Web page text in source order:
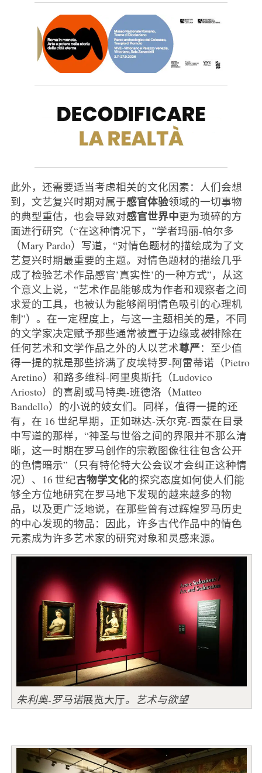
此外，还需要适当考虑相关的文化因素：人们会想
到，文艺复兴时期对属于感官体验领域的一切事物
的典型重估，也会导致对感官世界中更为琐碎的方
面进行研究（“在这种情况下，”学者玛丽-帕尔多
（Mary Pardo）写道，“对情色题材的描绘成为了文
艺复兴时期最重要的主题。对情色题材的描绘几乎
成了检验艺术作品感官’真实性’的一种方式”，从这
个意义上说，“艺术作品能够成为作者和观察者之间
求爱的工具，也被认为能够阐明情色吸引的心理机
制”）。在一定程度上，与这一主题相关的是，不同
的文学家决定赋予那些通常被置于边缘或被排除在
任何艺术和文学作品之外的人以艺术尊严：至少值
得一提的就是那些挤满了皮埃特罗-阿雷蒂诺（Pietro
Aretino）和路多维科-阿里奥斯托（Ludovico
Ariosto）的喜剧或马特奥-班德洛（Matteo
Bandello）的小说的妓女们。同样，值得一提的还
有，在 16 世纪早期，正如琳达-沃尔克-西蒙在目录
中写道的那样，“神圣与世俗之间的界限并不那么清
晰，这一时期在罗马创作的宗教图像往往包含公开
的色情暗示”（只有特伦特大公会议才会纠正这种情
况）、16 世纪古物学文化的探究态度如何使人们能
够全方位地研究在罗马地下发现的越来越多的物
品，以及更广泛地说，在那些曾有过辉煌罗马历史
的中心发现的物品：因此，许多古代作品中的情色
元素成为许多艺术家的研究对象和灵感来源。
朱利奥-罗马诺展览大厅。艺术与欲望